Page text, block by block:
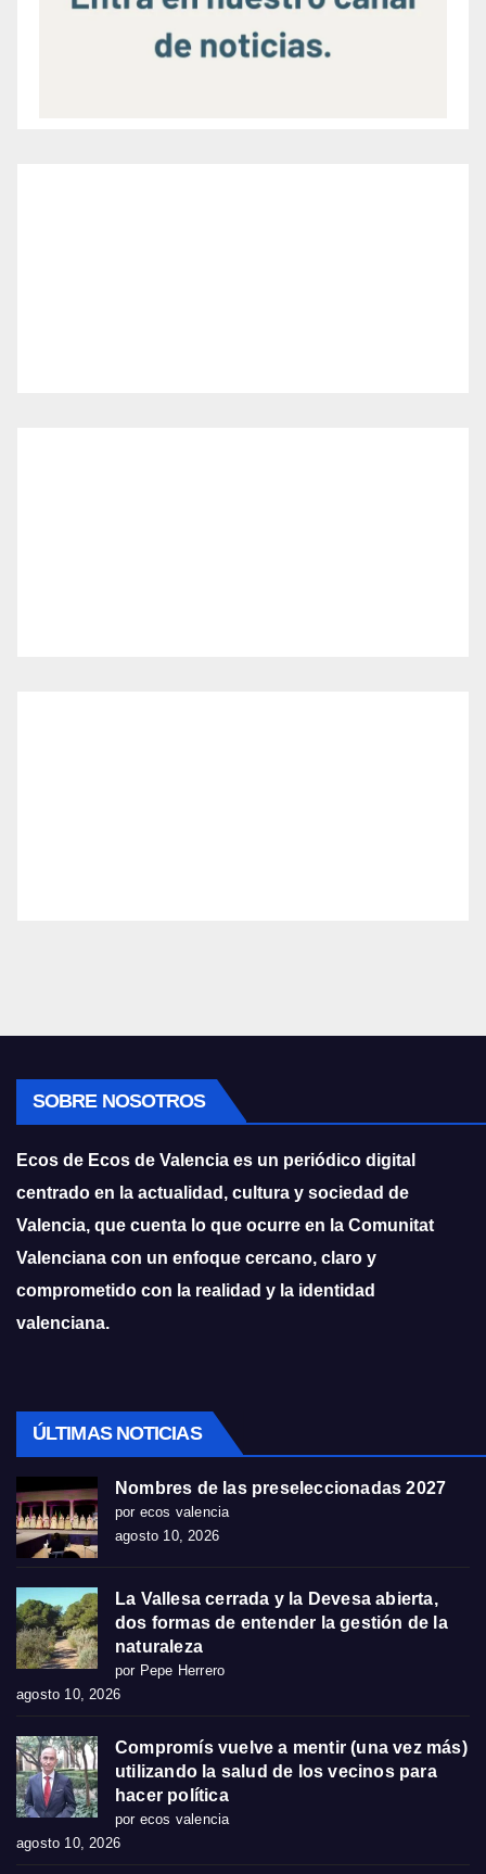
SOBRE NOSOTROS
Ecos de Ecos de Valencia es un periódico digital
centrado en la actualidad, cultura y sociedad de
Valencia, que cuenta lo que ocurre en la Comunitat
Valenciana con un enfoque cercano, claro y
comprometido con la realidad y la identidad
valenciana.
ÚLTIMAS NOTICIAS
Nombres de las preseleccionadas 2027
por ecos valencia
agosto 10, 2026
La Vallesa cerrada y la Devesa abierta,
dos formas de entender la gestión de la
naturaleza
por Pepe Herrero
agosto 10, 2026
Compromís vuelve a mentir (una vez más)
utilizando la salud de los vecinos para
hacer política
por ecos valencia
agosto 10, 2026